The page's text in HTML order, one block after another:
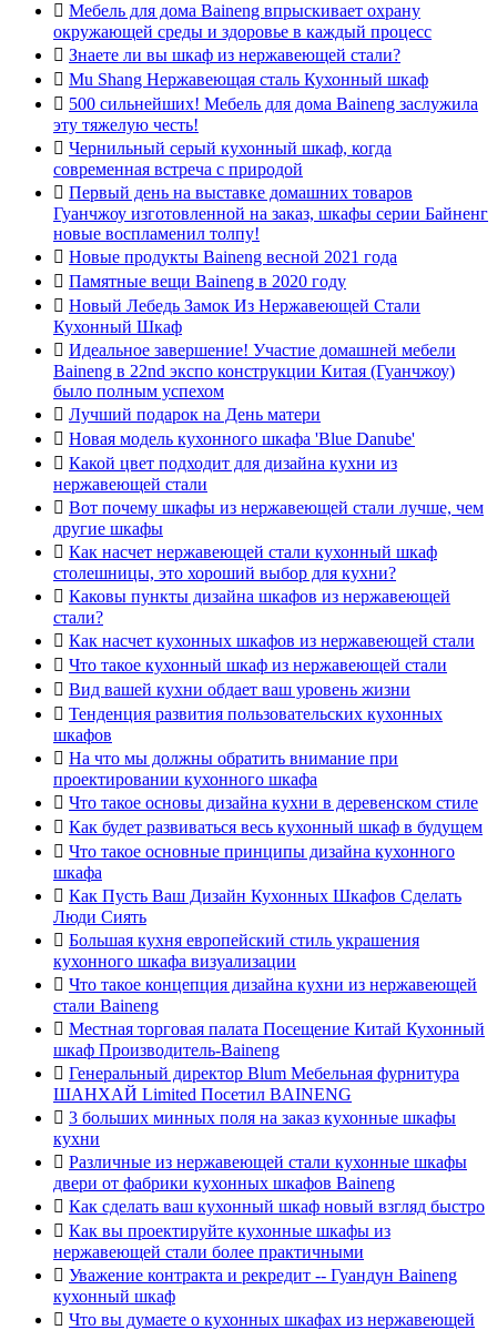
 Мебель для дома Baineng впрыскивает охрану
окружающей среды и здоровье в каждый процесс
 Знаете ли вы шкаф из нержавеющей стали?
 Mu Shang Нержавеющая сталь Кухонный шкаф
 500 сильнейших! Мебель для дома Baineng заслужила
эту тяжелую честь!
 Чернильный серый кухонный шкаф, когда
современная встреча с природой
 Первый день на выставке домашних товаров
Гуанчжоу изготовленной на заказ, шкафы серии Байненг
новые воспламенил толпу!
 Новые продукты Baineng весной 2021 года
 Памятные вещи Baineng в 2020 году
 Новый Лебедь Замок Из Нержавеющей Стали
Кухонный Шкаф
 Идеальное завершение! Участие домашней мебели
Baineng в 22nd экспо конструкции Китая (Гуанчжоу)
было полным успехом
 Лучший подарок на День матери
 Новая модель кухонного шкафа 'Blue Danube'
 Какой цвет подходит для дизайна кухни из
нержавеющей стали
 Вот почему шкафы из нержавеющей стали лучше, чем
другие шкафы
 Как насчет нержавеющей стали кухонный шкаф
столешницы, это хороший выбор для кухни?
 Каковы пункты дизайна шкафов из нержавеющей
стали?
 Как насчет кухонных шкафов из нержавеющей стали
 Что такое кухонный шкаф из нержавеющей стали
 Вид вашей кухни обдает ваш уровень жизни
 Тенденция развития пользовательских кухонных
шкафов
 На что мы должны обратить внимание при
проектировании кухонного шкафа
 Что такое основы дизайна кухни в деревенском стиле
 Как будет развиваться весь кухонный шкаф в будущем
 Что такое основные принципы дизайна кухонного
шкафа
 Как Пусть Ваш Дизайн Кухонных Шкафов Сделать
Люди Сиять
 Большая кухня европейский стиль украшения
кухонного шкафа визуализации
 Что такое концепция дизайна кухни из нержавеющей
стали Baineng
 Местная торговая палата Посещение Китай Кухонный
шкаф Производитель-Baineng
 Генеральный директор Blum Мебельная фурнитура
ШАНХАЙ Limited Посетил BAINENG
 3 больших минных поля на заказ кухонные шкафы
кухни
 Различные из нержавеющей стали кухонные шкафы
двери от фабрики кухонных шкафов Baineng
 Как сделать ваш кухонный шкаф новый взгляд быстро
 Как вы проектируйте кухонные шкафы из
нержавеющей стали более практичными
 Уважение контракта и рекредит -- Гуандун Baineng
кухонный шкаф
 Что вы думаете о кухонных шкафах из нержавеющей